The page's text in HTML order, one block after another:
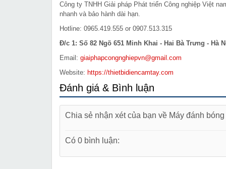
Công ty TNHH Giải pháp Phát triển Công nghiệp Việt
nhanh và bảo hành dài hạn.
Hotline: 0965.419.555 or 0907.513.315
Đ/c 1: Số 82 Ngõ 651 Minh Khai - Hai Bà Trưng - Hà
Email: giaiphapcongnghiepvn@gmail.com
Website: https://thietbidiencamtay.com
Đánh giá & Bình luận
Chia sẻ nhận xét của bạn về Máy đánh
Có 0 bình luận: